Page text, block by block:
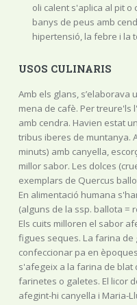
oli calent s'aplica al pit o
banys de peus amb
hipertensió, la febre i la
USOS CULINARIS
Amb els glans, s’elaborava
mena de cafè. Per treure'ls
amb cendra. Havien estat
tribus iberes de muntanya.
minuts) amb canyella,
millor sabor. Les dolces
exemplars de Quercus
En alimentació humana
(alguns de la ssp. ballota =
Els cuits milloren el sabor
figues seques. La farina
confeccionar pa en
s'afegeix a la farina de blat
farinetes o galetes. El licor
afegint-hi canyella i Maria-